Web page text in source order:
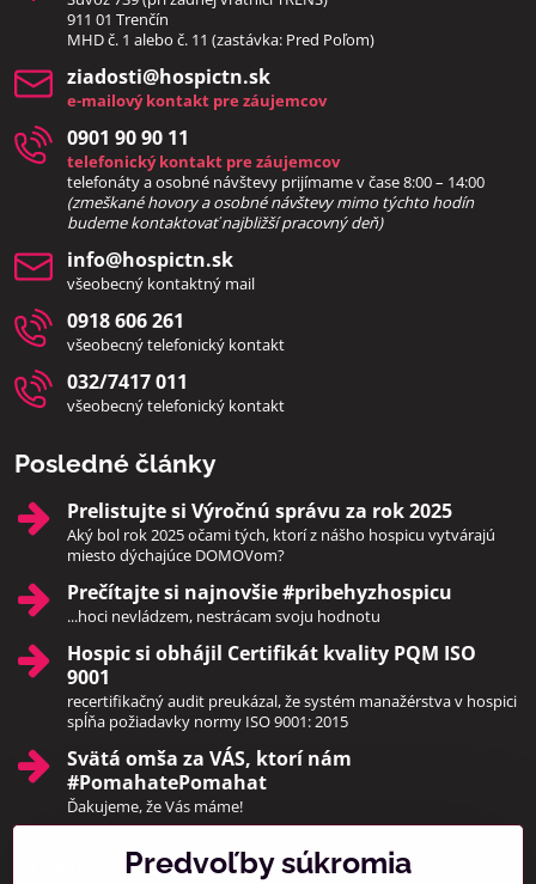
911 01 Trenčín
MHD č. 1 alebo č. 11 (zastávka: Pred Poľom)
ziadosti​@hospictn​.sk
e-mailový kontakt pre záujemcov
0901 90 90 11
telefonický kontakt pre záujemcov
telefonáty a osobné návštevy prijímame v čase 8:00 – 14:00
(zmeškané hovory a osobné návštevy mimo týchto hodín
budeme kontaktovať najbližší pracovný deň)
info​@hospictn​.sk
všeobecný kontaktný mail
0918 606 261
všeobecný telefonický kontakt
032/7417 011
všeobecný telefonický kontakt
Posledné články
Prelistujte si Výročnú správu za rok 2025
Aký bol rok 2025 očami tých, ktorí z nášho hospicu vytvárajú
miesto dýchajúce DOMOVom?
Prečítajte si najnovšie #pribehyzhospicu
...hoci nevládzem, nestrácam svoju hodnotu
Hospic si obhájil Certifikát kvality PQM ISO
9001
recertifikačný audit preukázal, že systém manažérstva v hospici
spĺňa požiadavky normy ISO 9001: 2015
Svätá omša za VÁS, ktorí nám
#PomahatePomahat
Ďakujeme, že Vás máme!
Pridajte sa k námPredvoľby súkromia